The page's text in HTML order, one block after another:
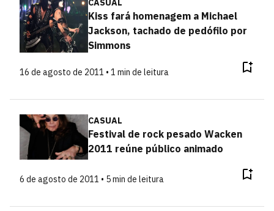
CASUAL
Kiss fará homenagem a Michael
Jackson, tachado de pedófilo por
Simmons
16 de agosto de 2011 • 1 min de leitura
CASUAL
Festival de rock pesado Wacken
2011 reúne público animado
6 de agosto de 2011 • 5 min de leitura